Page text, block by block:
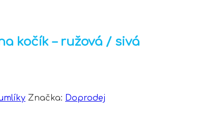
kočík – ružová / sivá
Značka: Doprodej